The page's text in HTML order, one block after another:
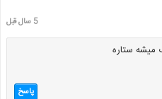
5 سال قبل
میشه ستاره
پاسخ